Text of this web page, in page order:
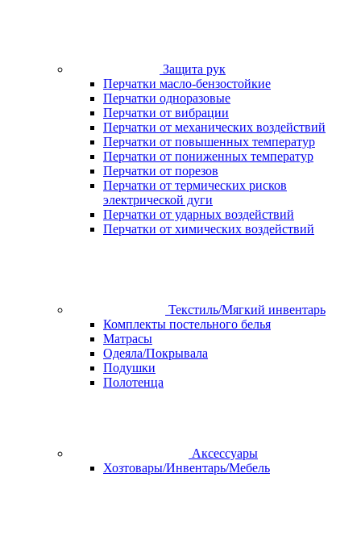
Защита рук
Перчатки масло-бензостойкие
Перчатки одноразовые
Перчатки от вибрации
Перчатки от механических воздействий
Перчатки от повышенных температур
Перчатки от пониженных температур
Перчатки от порезов
Перчатки от термических рисков
электрической дуги
Перчатки от ударных воздействий
Перчатки от химических воздействий
Текстиль/Мягкий инвентарь
Комплекты постельного белья
Матрасы
Одеяла/Покрывала
Подушки
Полотенца
Аксессуары
Хозтовары/Инвентарь/Мебель